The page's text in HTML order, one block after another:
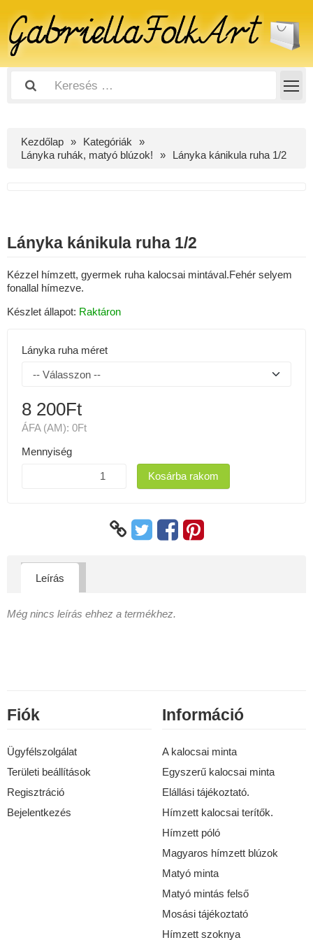
Kezdőlap
Kategóriák
Lányka ruhák, matyó blúzok!
Lányka kánikula ruha 1/2
Lányka kánikula ruha 1/2
Kézzel hímzett, gyermek ruha kalocsai mintával.Fehér selyem
fonallal hímezve.
Készlet állapot: Raktáron
Lányka ruha méret
8 200Ft
ÁFA (AM): 0Ft
Mennyiség
Kosárba rakom
Leírás
Még nincs leírás ehhez a termékhez.
Fiók
Ügyfélszolgálat
Területi beállítások
Regisztráció
Bejelentkezés
Információ
A kalocsai minta
Egyszerű kalocsai minta
Elállási tájékoztató.
Hímzett kalocsai terítők.
Hímzett póló
Magyaros hímzett blúzok
Matyó minta
Matyó mintás felső
Mosási tájékoztató
Hímzett szoknya